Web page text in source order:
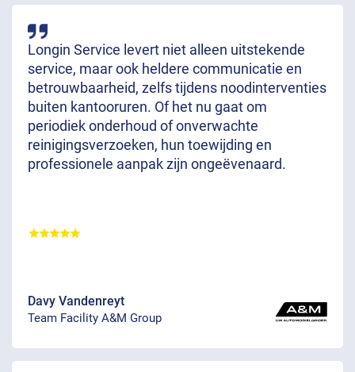
Longin Service levert niet alleen uitstekende
service, maar ook heldere communicatie en
betrouwbaarheid, zelfs tijdens noodinterventies
buiten kantooruren. Of het nu gaat om
periodiek onderhoud of onverwachte
reinigingsverzoeken, hun toewijding en
professionele aanpak zijn ongeëvenaard.
Davy Vandenreyt
Team Facility A&M Group